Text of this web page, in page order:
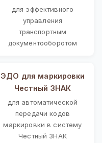
для эффективного
управления
транспортным
документооборотом
ЭДО для маркировки
Честный ЗНАК
для автоматической
передачи кодов
маркировки в систему
Честный ЗНАК